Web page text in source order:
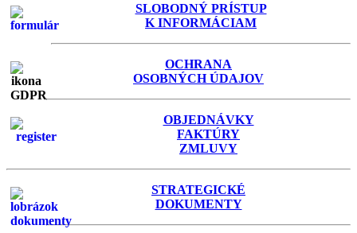
SLOBODNÝ PRÍSTUP
K INFORMÁCIAM
OCHRANA
OSOBNÝCH ÚDAJOV
OBJEDNÁVKY
FAKTÚRY
ZMLUVY
STRATEGICKÉ
DOKUMENTY